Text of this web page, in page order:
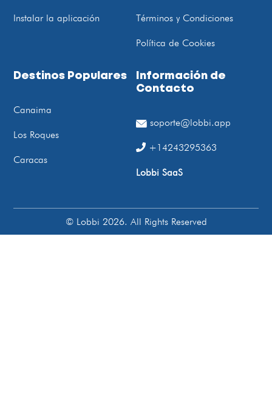
Instalar la aplicación Términos y Condiciones
Política de Cookies
Destinos Populares
Canaima
Los Roques
Caracas
Información de
Contacto
soporte@lobbi.app
+14243295363
Lobbi SaaS
© Lobbi 2026. All Rights Reserved